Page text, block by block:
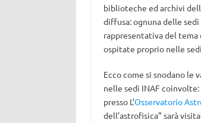
biblioteche ed archivi
diffusa: ognuna delle
rappresentativa del tema
ospitate proprio nelle
Ecco come si snodano le
nelle sedi INAF
presso L’Osservatorio
dell’astrofisica” sarà